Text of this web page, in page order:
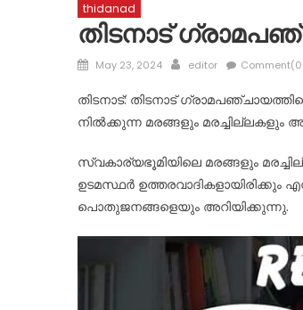
thidanad
തിടനാട്
Posted
May 23, 2024 Author
editor
തിടനാട്: തിടനാട്
നിൽക്കുന്ന മരങ്ങളും മരച്ചില്ലകളും
സ്വകാര്യഭൂമിയിലെ മരങ്ങളും
ഉടമസ്ഥർ ഉത്തരവാദികളായിരിക്കും
പൊതുജനങ്ങളെയും അറിയിക്കുന്നു.